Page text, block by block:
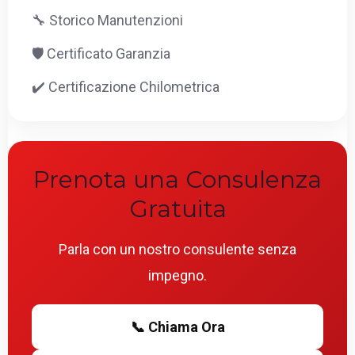
🔧 Storico Manutenzioni
🛡️ Certificato Garanzia
✔️ Certificazione Chilometrica
Prenota una Consulenza
Gratuita
Parla con un nostro consulente senza
impegno.
📞 Chiama Ora